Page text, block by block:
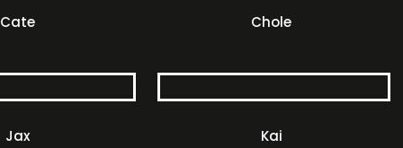
Cate Chole
Jax Kai